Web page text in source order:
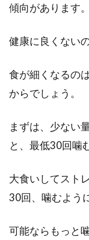
傾向があります。
健康に良くない
食が細くなるの
からでしょう。
まずは、少ない
と、最低30回噛
大食いしてスト
30回、噛むよう
可能ならもっと